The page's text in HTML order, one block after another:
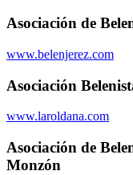
Asociación de
www.belenjerez.com
Asociación
www.laroldana.com
Asociación de
Monzón